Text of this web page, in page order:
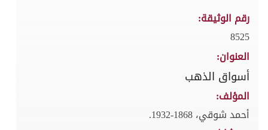
رقم الوثيقة:
8525
العنوان:
أسواق الذهب
المؤلف:
أحمد شوقي، 1868-1932.